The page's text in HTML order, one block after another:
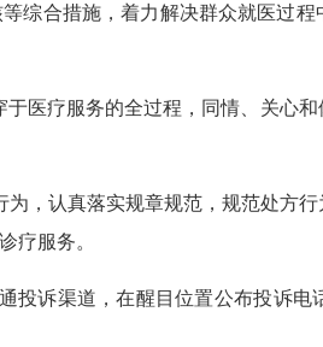
综合措施，着力解决群众就医过
疗服务的全过程，同情、关心和
认真落实规章规范，规范处方行
疗服务。
诉渠道，在醒目位置公布投诉电